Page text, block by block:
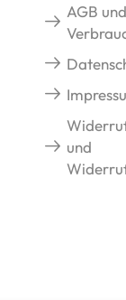
AGB und
und